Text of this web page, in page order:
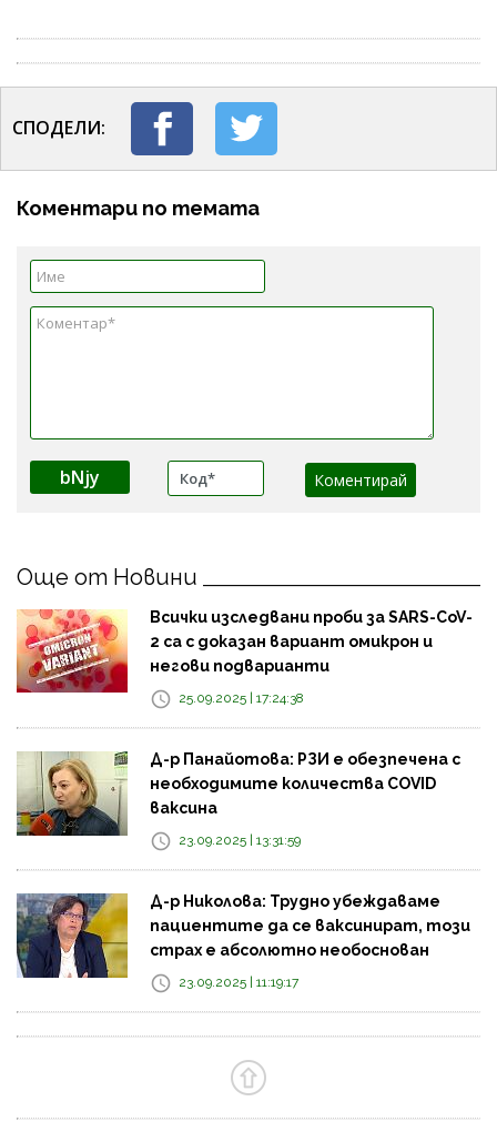
СПОДЕЛИ:
Коментари по темата
bNjy
Още от Новини
Всички изследвани проби за SARS-CoV-
2 са с доказан вариант омикрон и
негови подварианти
25.09.2025 | 17:24:38
Д-р Панайотова: РЗИ е обезпечена с
необходимите количества COVID
ваксина
23.09.2025 | 13:31:59
Д-р Николова: Трудно убеждаваме
пациентите да се ваксинират, този
страх е абсолютно необоснован
23.09.2025 | 11:19:17